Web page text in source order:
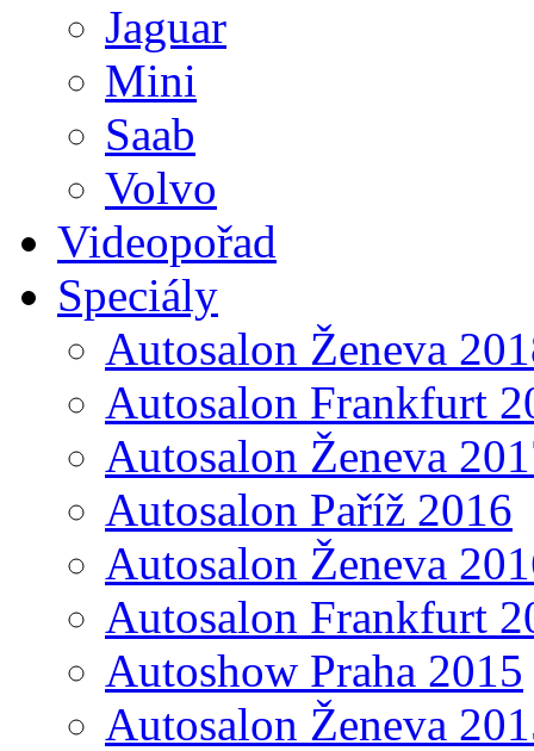
Jaguar
Mini
Saab
Volvo
Videopořad
Speciály
Autosalon Ženeva
Autosalon Frankfurt
Autosalon Ženeva
Autosalon Paříž 2016
Autosalon Ženeva
Autosalon Frankfurt
Autoshow Praha 2015
Autosalon Ženeva